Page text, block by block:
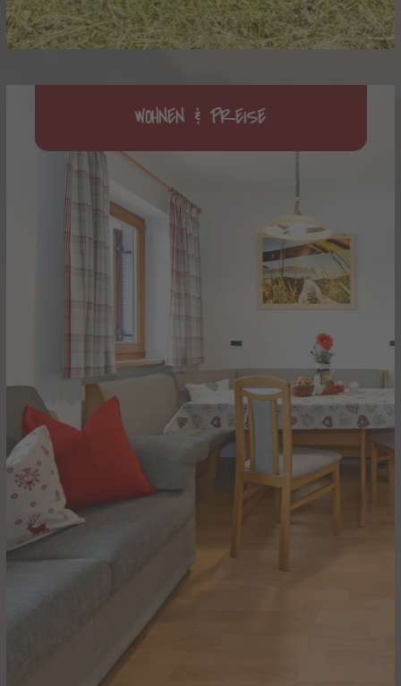
WOHNEN & PREISE